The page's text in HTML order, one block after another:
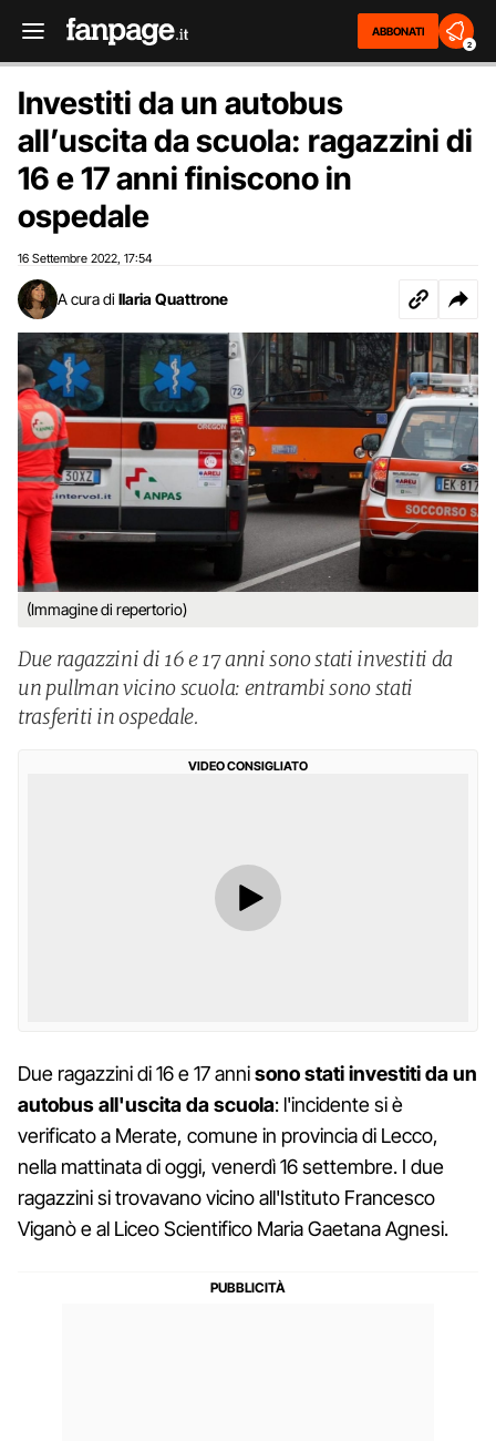
ABBONATI
2
Investiti da un autobus
all’uscita da scuola: ragazzini di
16 e 17 anni finiscono in
ospedale
16 Settembre 2022 17:54
A cura di Ilaria Quattrone
(Immagine di repertorio)
Due ragazzini di 16 e 17 anni sono stati investiti da
un pullman vicino scuola: entrambi sono stati
trasferiti in ospedale.
VIDEO CONSIGLIATO
Due ragazzini di 16 e 17 annisono stati investiti da un
autobus all'uscita da scuola: l'incidente si è
verificato a Merate, comune in provincia di Lecco,
nella mattinata di oggi, venerdì 16 settembre. I due
ragazzini si trovavano vicino all'Istituto Francesco
Viganò e al Liceo Scientifico Maria Gaetana Agnesi.